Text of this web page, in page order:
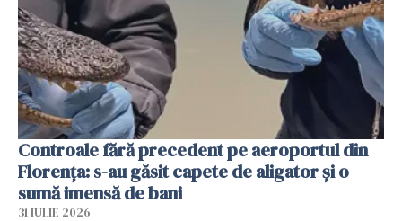
Controale fără precedent pe aeroportul din
Florența: s-au găsit capete de aligator și o
sumă imensă de bani
31 IULIE 2026